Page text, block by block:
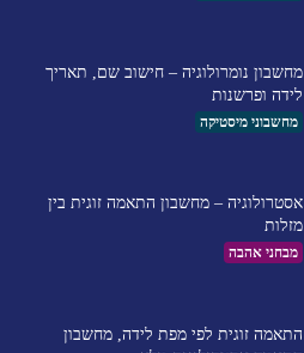
מחשבון נומרולוגיה – חישוב שם, תאריך
לידה ופרשנות
מחשבוני מיסטיקה
אסטרולוגיה – מחשבון התאמה זוגית בין
מזלות
מבחני אהבה
התאמה זוגית לפי מפת לידה, מחשבון